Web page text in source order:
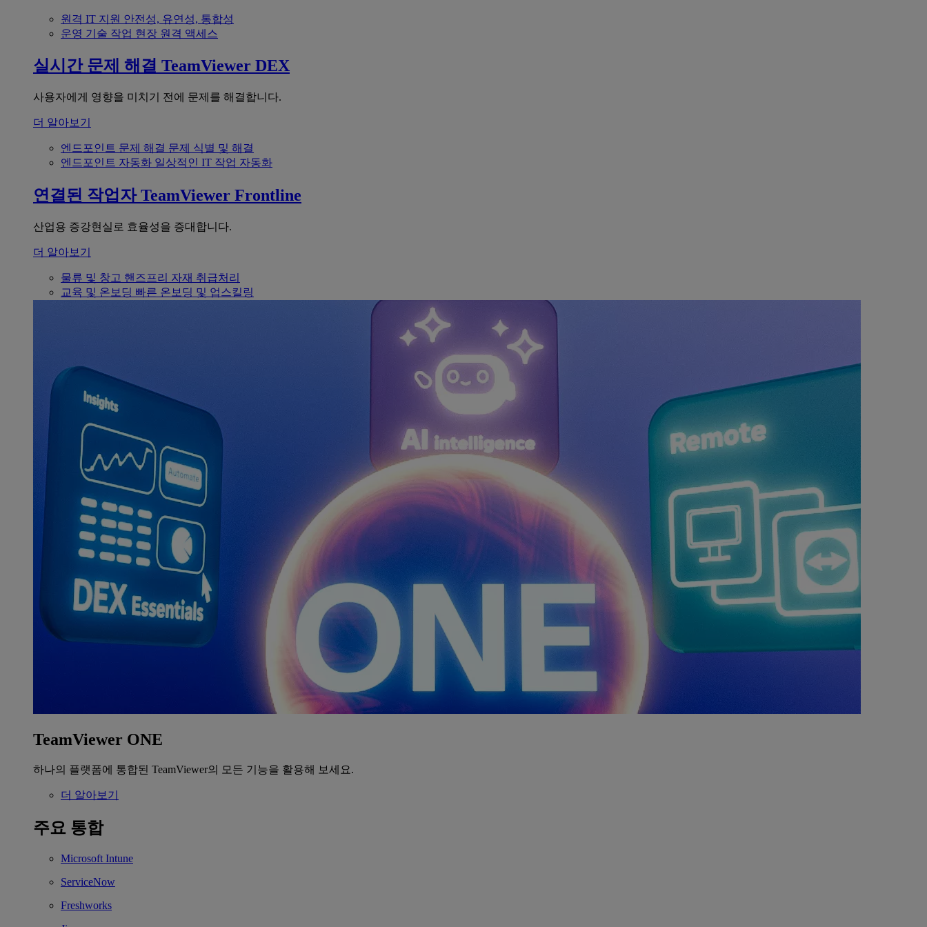
원격 IT 지원 안전성, 유연성, 통합성
운영 기술 작업 현장 원격 액세스
실시간 문제 해결 TeamViewer DEX
사용자에게 영향을 미치기 전에 문제를 해결합니다.
더 알아보기
엔드포인트 문제 해결 문제 식별 및 해결
엔드포인트 자동화 일상적인 IT 작업 자동화
연결된 작업자 TeamViewer Frontline
산업용 증강현실로 효율성을 증대합니다.
더 알아보기
물류 및 창고 핸즈프리 자재 취급처리
교육 및 온보딩 빠른 온보딩 및 업스킬링
TeamViewer ONE
하나의 플랫폼에 통합된 TeamViewer의 모든 기능을 활용해 보세요.
더 알아보기
주요 통합
Microsoft Intune
ServiceNow
Freshworks